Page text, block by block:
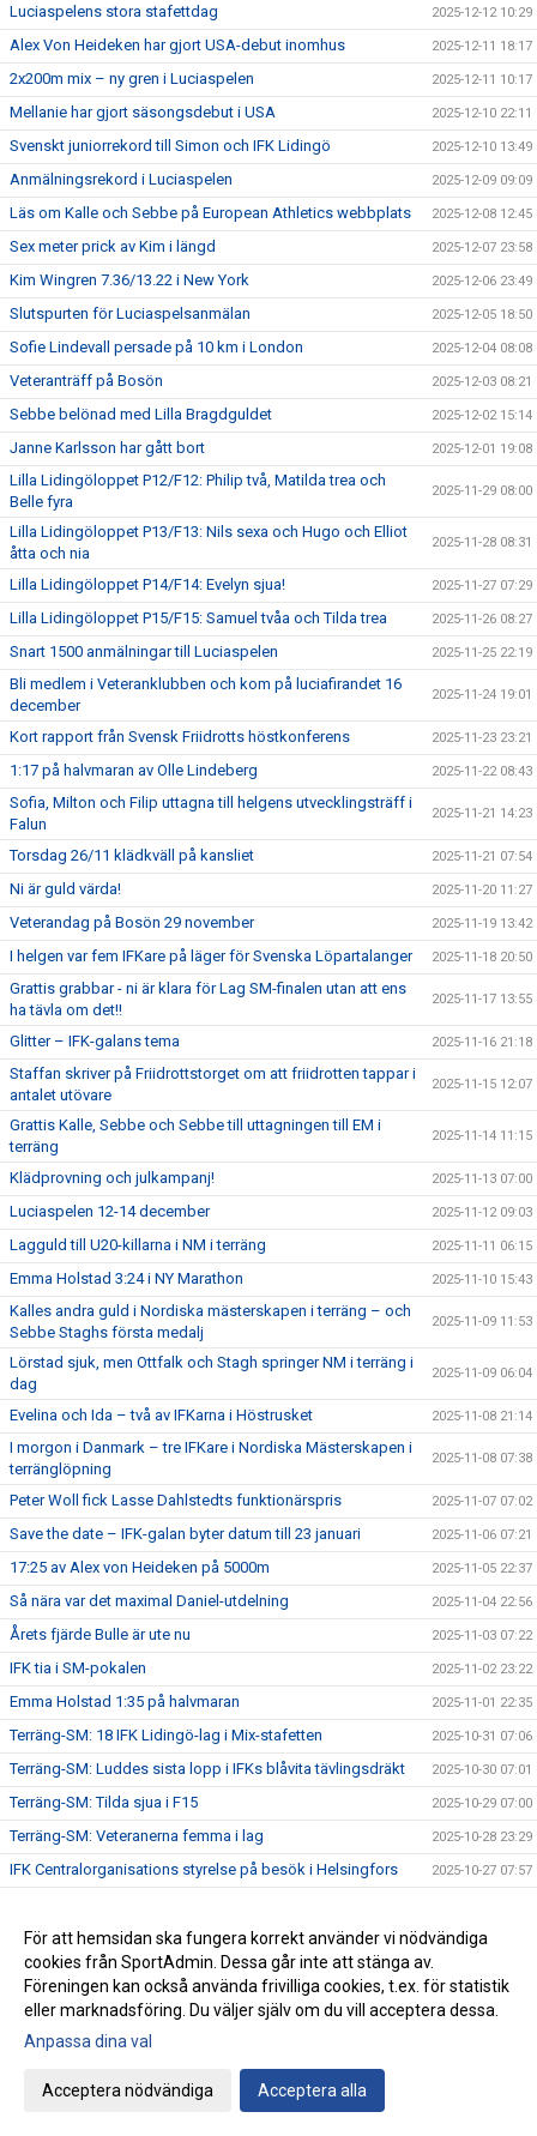
Luciaspelens stora stafettdag 2025-12-12 10:29
Alex Von Heideken har gjort USA-debut inomhus 2025-12-11 18:17
2x200m mix – ny gren i Luciaspelen 2025-12-11 10:17
Mellanie har gjort säsongsdebut i USA 2025-12-10 22:11
Svenskt juniorrekord till Simon och IFK Lidingö 2025-12-10 13:49
Anmälningsrekord i Luciaspelen 2025-12-09 09:09
Läs om Kalle och Sebbe på European Athletics webbplats 2025-12-08 12:45
Sex meter prick av Kim i längd 2025-12-07 23:58
Kim Wingren 7.36/13.22 i New York 2025-12-06 23:49
Slutspurten för Luciaspelsanmälan 2025-12-05 18:50
Sofie Lindevall persade på 10 km i London 2025-12-04 08:08
Veteranträff på Bosön 2025-12-03 08:21
Sebbe belönad med Lilla Bragdguldet 2025-12-02 15:14
Janne Karlsson har gått bort 2025-12-01 19:08
Lilla Lidingöloppet P12/F12: Philip två, Matilda trea och
Belle fyra
2025-11-29 08:00
Lilla Lidingöloppet P13/F13: Nils sexa och Hugo och Elliot
åtta och nia
2025-11-28 08:31
Lilla Lidingöloppet P14/F14: Evelyn sjua! 2025-11-27 07:29
Lilla Lidingöloppet P15/F15: Samuel tvåa och Tilda trea 2025-11-26 08:27
Snart 1500 anmälningar till Luciaspelen 2025-11-25 22:19
Bli medlem i Veteranklubben och kom på luciafirandet 16
december
2025-11-24 19:01
Kort rapport från Svensk Friidrotts höstkonferens 2025-11-23 23:21
1:17 på halvmaran av Olle Lindeberg 2025-11-22 08:43
Sofia, Milton och Filip uttagna till helgens utvecklingsträff i
Falun
2025-11-21 14:23
Torsdag 26/11 klädkväll på kansliet 2025-11-21 07:54
Ni är guld värda! 2025-11-20 11:27
Veterandag på Bosön 29 november 2025-11-19 13:42
I helgen var fem IFKare på läger för Svenska Löpartalanger 2025-11-18 20:50
Grattis grabbar - ni är klara för Lag SM-finalen utan att ens
ha tävla om det!!
2025-11-17 13:55
Glitter – IFK-galans tema 2025-11-16 21:18
Staffan skriver på Friidrottstorget om att friidrotten tappar i
antalet utövare
2025-11-15 12:07
Grattis Kalle, Sebbe och Sebbe till uttagningen till EM i
terräng
2025-11-14 11:15
Klädprovning och julkampanj! 2025-11-13 07:00
Luciaspelen 12-14 december 2025-11-12 09:03
Lagguld till U20-killarna i NM i terräng 2025-11-11 06:15
Emma Holstad 3:24 i NY Marathon 2025-11-10 15:43
Kalles andra guld i Nordiska mästerskapen i terräng – och
Sebbe Staghs första medalj
2025-11-09 11:53
Lörstad sjuk, men Ottfalk och Stagh springer NM i terräng i
dag
2025-11-09 06:04
Evelina och Ida – två av IFKarna i Höstrusket 2025-11-08 21:14
I morgon i Danmark – tre IFKare i Nordiska Mästerskapen i
terränglöpning
2025-11-08 07:38
Peter Woll fick Lasse Dahlstedts funktionärspris 2025-11-07 07:02
Save the date – IFK-galan byter datum till 23 januari 2025-11-06 07:21
17:25 av Alex von Heideken på 5000m 2025-11-05 22:37
Så nära var det maximal Daniel-utdelning 2025-11-04 22:56
Årets fjärde Bulle är ute nu 2025-11-03 07:22
IFK tia i SM-pokalen 2025-11-02 23:22
Emma Holstad 1:35 på halvmaran 2025-11-01 22:35
Terräng-SM: 18 IFK Lidingö-lag i Mix-stafetten 2025-10-31 07:06
Terräng-SM: Luddes sista lopp i IFKs blåvita tävlingsdräkt 2025-10-30 07:01
Terräng-SM: Tilda sjua i F15 2025-10-29 07:00
Terräng-SM: Veteranerna femma i lag 2025-10-28 23:29
IFK Centralorganisations styrelse på besök i Helsingfors 2025-10-27 07:57
Terräng-SM: Bronsmedalj till P19-laget 2025-10-26 09:07
Janne skriver om skolidrottsplatser 2025-10-25 22:07
Terräng-SM: Kassaskåpssäkert P19-guld till Kalle 2025-10-25 22:00
Terräng-SM: Silver till Nina i K55
Terräng-SM: Veteran-silver till Kenneth Gysing
Vilka fantastiska funktionärer vi har!
För att hemsidan ska fungera korrekt använder vi nödvändiga
cookies från SportAdmin. Dessa går inte att stänga av.
Föreningen kan också använda frivilliga cookies, t.ex. för statistik
eller marknadsföring. Du väljer själv om du vill acceptera dessa.
Anpassa dina val
Acceptera nödvändiga Acceptera alla